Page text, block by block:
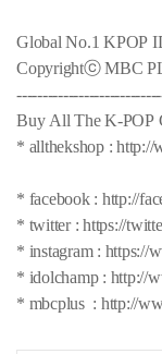
Global No.1 KPOP
Copyrightⓒ MBC
Buy All The K-POP
* allthekshop : http://
* facebook : http://
* twitter : https://
* instagram : https://
* idolchamp : http://
* mbcplus : http://